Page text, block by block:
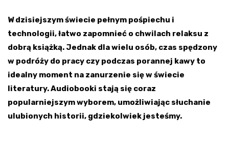
W dzisiejszym świecie pełnym pośpiechu i
technologii, łatwo zapomnieć o chwilach relaksu z
dobrą książką. Jednak dla wielu osób, czas spędzony
w podróży do pracy czy podczas porannej kawy to
idealny moment na zanurzenie się w świecie
literatury. Audiobooki stają się coraz
popularniejszym wyborem, umożliwiając słuchanie
ulubionych historii, gdziekolwiek jesteśmy.